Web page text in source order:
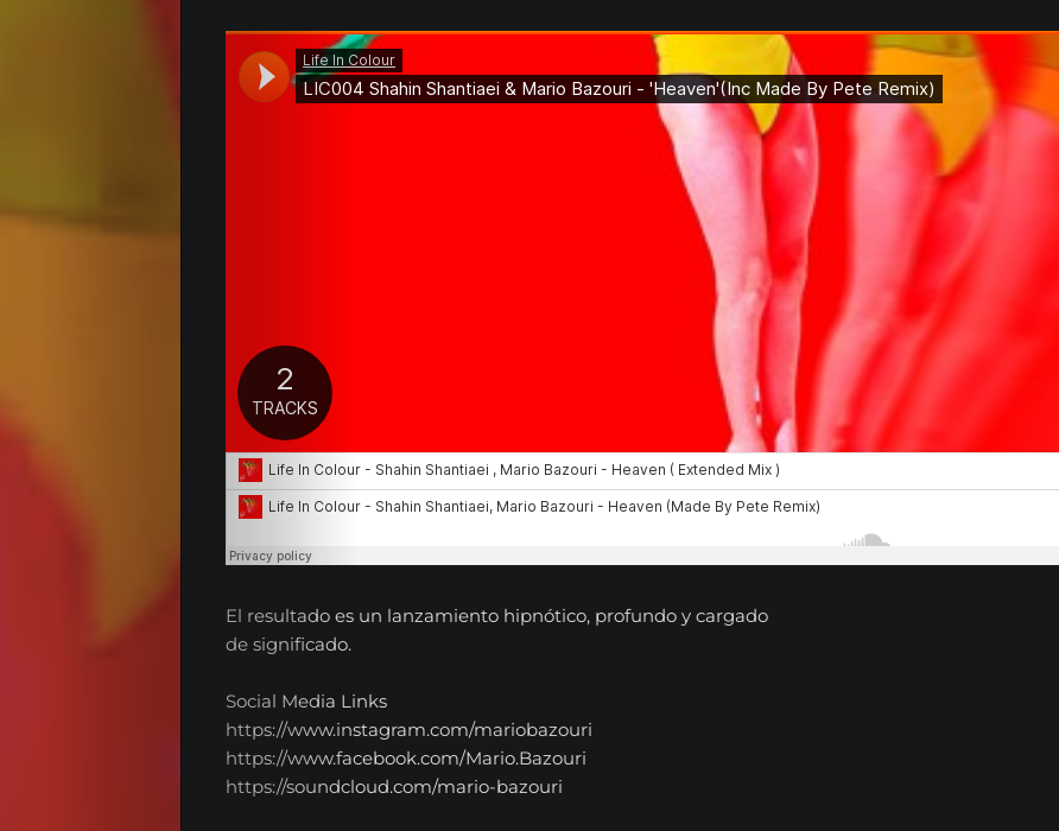
EL
RADIOSHOW
Noticias
Opinión
Musica
Tecnologia
El resultado es un lanzamiento hipnótico, profundo y cargado
de significado.
Social Media Links
https://www.instagram.com/mariobazouri
https://www.facebook.com/Mario.Bazouri
​​​​​​​https://soundcloud.com/mario-bazouri